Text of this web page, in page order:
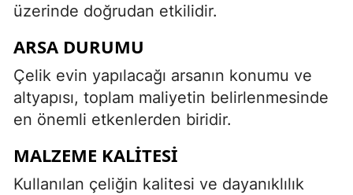
üzerinde doğrudan etkilidir.
ARSA DURUMU
Çelik evin yapılacağı arsanın konumu ve
altyapısı, toplam maliyetin belirlenmesinde
en önemli etkenlerden biridir.
MALZEME KALITESI
Kullanılan çeliğin kalitesi ve dayanıklılık